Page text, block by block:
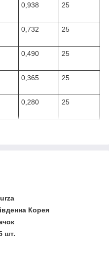
0,938 25
0,732 25
0,490 25
0,365 25
0,280 25
Корея
шт.